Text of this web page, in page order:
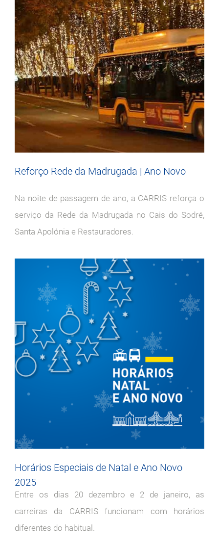
Reforço Rede da Madrugada | Ano Novo
Na noite de passagem de ano, a CARRIS reforça o
serviço da Rede da Madrugada no Cais do Sodré,
Santa Apolónia e Restauradores.
Horários Especiais de Natal e Ano Novo
2025
Entre os dias 20 dezembro e 2 de janeiro, as
carreiras da CARRIS funcionam com horários
diferentes do habitual.